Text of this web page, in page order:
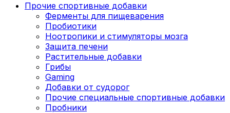
Прочие спортивные добавки
Ферменты для пищеварения
Пробиотики
Ноотропики и стимуляторы мозга
Защита печени
Растительные добавки
Грибы
Gaming
Добавки от судорог
Прочие специальные спортивные добавки
Пробники